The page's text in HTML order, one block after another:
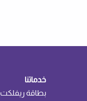
خدماتنا
بطاقة ريفلكت